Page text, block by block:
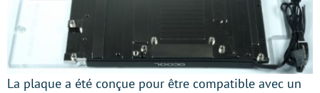
La plaque a été conçue pour être compatible avec un